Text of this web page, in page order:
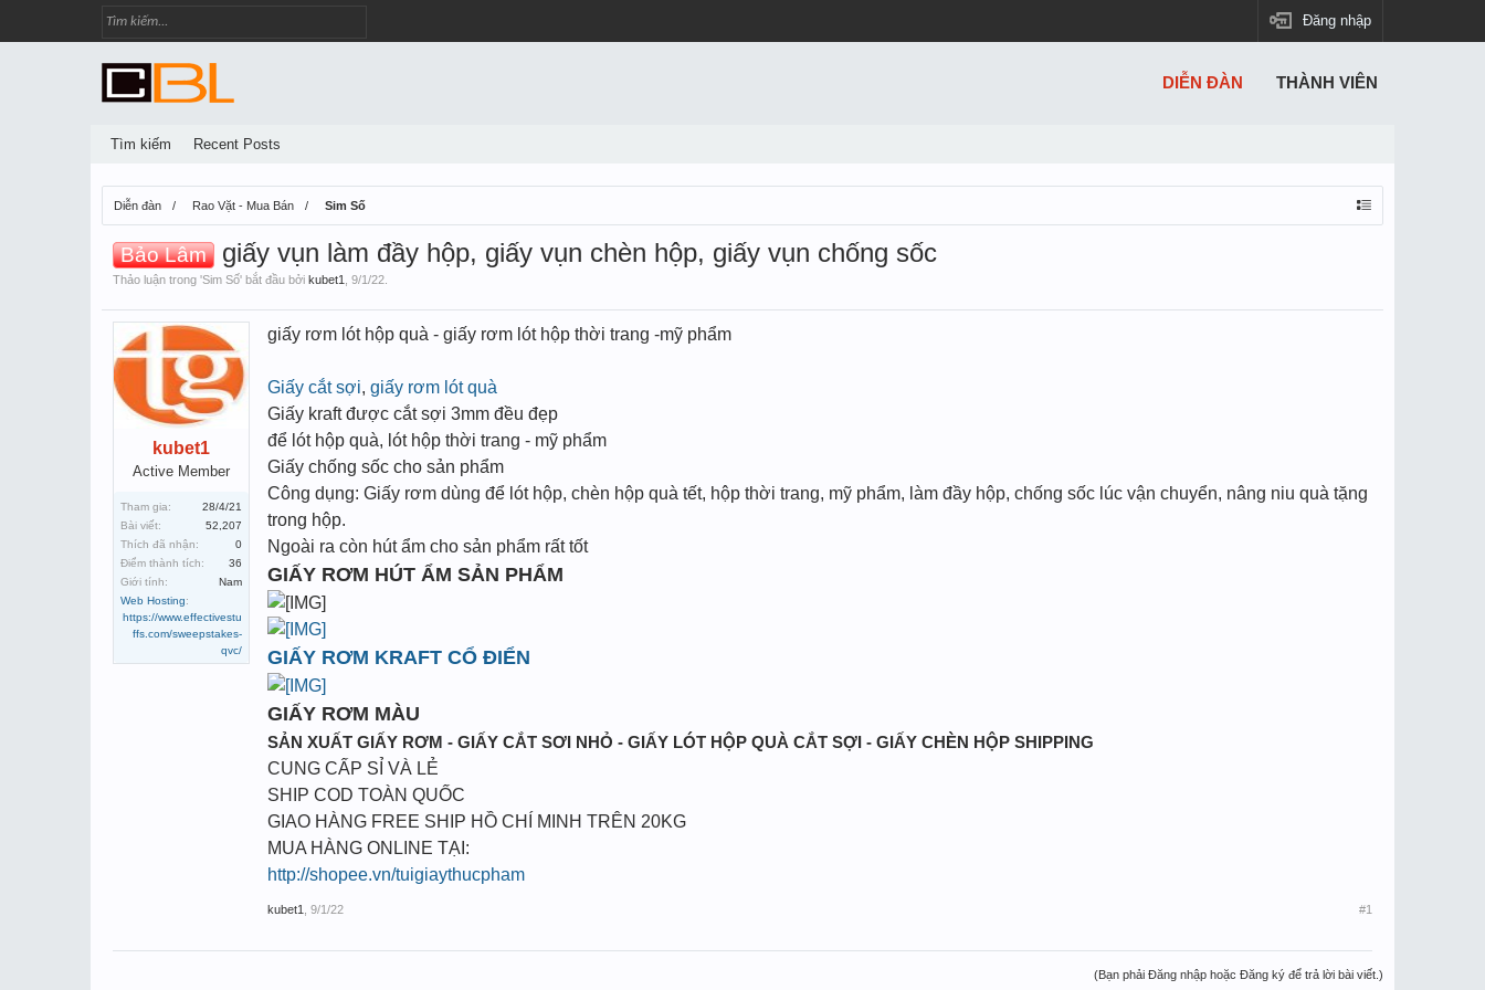
Đăng nhập
Diễn đàn Rao Vặt - Mua Bán Sim Số
Bảo Lâm giấy vụn làm đầy hộp, giấy vụn chèn hộp, giấy vụn chống sốc
Thảo luận trong 'Sim Số' bắt đầu bởi kubet1 9/1/22
kubet1
Active Member
Tham gia:
28/4/21
Bài viết:
52,207
Thích đã nhận:
0
Điểm thành tích:
36
Giới tính:
Nam
Web Hosting:
https://www.effectivestu
ffs.com/sweepstakes-
qvc/
giấy rơm lót hộp quà - giấy rơm lót hộp thời trang -mỹ phẩm
Giấy cắt sợi, giấy rơm lót quà
Giấy kraft được cắt sợi 3mm đều đẹp
để lót hộp quà, lót hộp thời trang - mỹ phẩm
Giấy chống sốc cho sản phẩm
Công dụng: Giấy rơm dùng để lót hộp, chèn hộp quà tết, hộp thời trang, mỹ phẩm, làm đầy hộp, chống sốc lúc vận chuyển, nâng niu quà tặng
trong hộp.
Ngoài ra còn hút ẩm cho sản phẩm rất tốt
GIẤY RƠM HÚT ẨM SẢN PHẨM
GIẤY RƠM KRAFT CỔ ĐIỂN
GIẤY RƠM MÀU
SẢN XUẤT GIẤY RƠM - GIẤY CẮT SƠI NHỎ - GIẤY LÓT HỘP QUÀ CẮT SỢI - GIẤY CHÈN HỘP SHIPPING
CUNG CẤP SỈ VÀ LẺ
SHIP COD TOÀN QUỐC
GIAO HÀNG FREE SHIP HỒ CHÍ MINH TRÊN 20KG
MUA HÀNG ONLINE TẠI:
http://shopee.vn/tuigiaythucpham
kubet1 9/1/22 #1
(Bạn phải Đăng nhập hoặc Đăng ký để trả lời bài viết.)
DIỄN ĐÀN
Tìm kiếm Recent Posts
THÀNH VIÊN